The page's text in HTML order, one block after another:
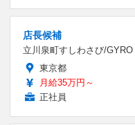
店長候補
立川泉町すしわさび/
東京都
月給35万円～
正社員